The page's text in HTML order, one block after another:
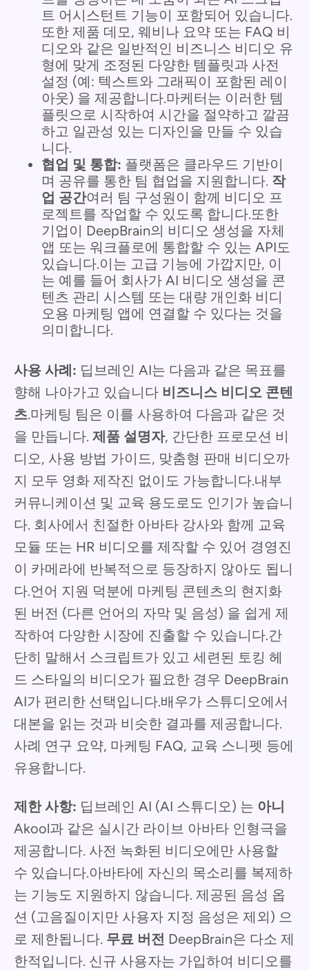
트 어시스턴트 기능이 포함되어 있습니다.
또한 제품 데모, 웨비나 요약 또는 FAQ 비
디오와 같은 일반적인 비즈니스 비디오 유
형에 맞게 조정된 다양한 템플릿과 사전
설정 (예: 텍스트와 그래픽이 포함된 레이
아웃) 을 제공합니다.마케터는 이러한 템
플릿으로 시작하여 시간을 절약하고 깔끔
하고 일관성 있는 디자인을 만들 수 있습
니다.
협업 및 통합: 플랫폼은 클라우드 기반이
며 공유를 통한 팀 협업을 지원합니다. 작
업 공간여러 팀 구성원이 함께 비디오 프
로젝트를 작업할 수 있도록 합니다.또한
기업이 DeepBrain의 비디오 생성을 자체
앱 또는 워크플로에 통합할 수 있는 API도
있습니다.이는 고급 기능에 가깝지만, 이
는 예를 들어 회사가 AI 비디오 생성을 콘
텐츠 관리 시스템 또는 대량 개인화 비디
오용 마케팅 앱에 연결할 수 있다는 것을
의미합니다.
사용 사례: 딥브레인 AI는 다음과 같은 목표를
향해 나아가고 있습니다 비즈니스 비디오 콘텐
츠.마케팅 팀은 이를 사용하여 다음과 같은 것
을 만듭니다. 제품 설명자, 간단한 프로모션 비
디오, 사용 방법 가이드, 맞춤형 판매 비디오까
지 모두 영화 제작진 없이도 가능합니다.내부
커뮤니케이션 및 교육 용도로도 인기가 높습니
다. 회사에서 친절한 아바타 강사와 함께 교육
모듈 또는 HR 비디오를 제작할 수 있어 경영진
이 카메라에 반복적으로 등장하지 않아도 됩니
다.언어 지원 덕분에 마케팅 콘텐츠의 현지화
된 버전 (다른 언어의 자막 및 음성) 을 쉽게 제
작하여 다양한 시장에 진출할 수 있습니다.간
단히 말해서 스크립트가 있고 세련된 토킹 헤
드 스타일의 비디오가 필요한 경우 DeepBrain
AI가 편리한 선택입니다.배우가 스튜디오에서
대본을 읽는 것과 비슷한 결과를 제공합니다.
사례 연구 요약, 마케팅 FAQ, 교육 스니펫 등에
유용합니다.
제한 사항: 딥브레인 AI (AI 스튜디오) 는 아니
Akool과 같은 실시간 라이브 아바타 인형극을
제공합니다. 사전 녹화된 비디오에만 사용할
수 있습니다.아바타에 자신의 목소리를 복제하
는 기능도 지원하지 않습니다. 제공된 음성 옵
션 (고음질이지만 사용자 지정 음성은 제외) 으
로 제한됩니다. 무료 버전 DeepBrain은 다소 제
한적입니다. 신규 사용자는 가입하여 비디오를